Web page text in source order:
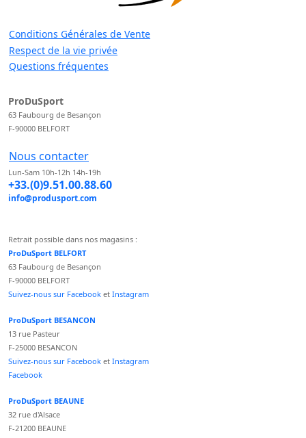
Conditions Générales de Vente
Respect de la vie privée
Questions fréquentes
ProDuSport
63 Faubourg de Besançon
F-90000 BELFORT
Nous contacter
Lun-Sam 10h-12h 14h-19h
+33.(0)9.51.00.88.60
info@produsport.com
Retrait possible dans nos magasins :
ProDuSport BELFORT
63 Faubourg de Besançon
F-90000 BELFORT
Suivez-nous sur Facebook et Instagram
ProDuSport BESANCON
13 rue Pasteur
F-25000 BESANCON
Suivez-nous sur Facebook et Instagram
Facebook
ProDuSport BEAUNE
32 rue d'Alsace
F-21200 BEAUNE